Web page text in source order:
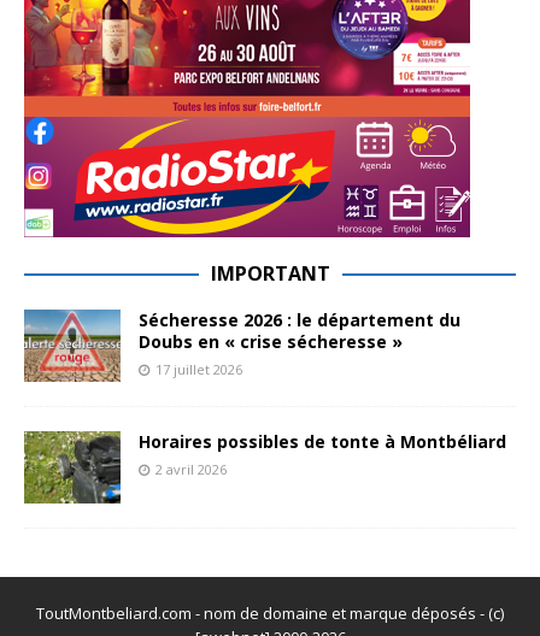
IMPORTANT
Sécheresse 2026 : le département du
Doubs en « crise sécheresse »
17 juillet 2026
Horaires possibles de tonte à Montbéliard
2 avril 2026
ToutMontbeliard.com - nom de domaine et marque déposés - (c)